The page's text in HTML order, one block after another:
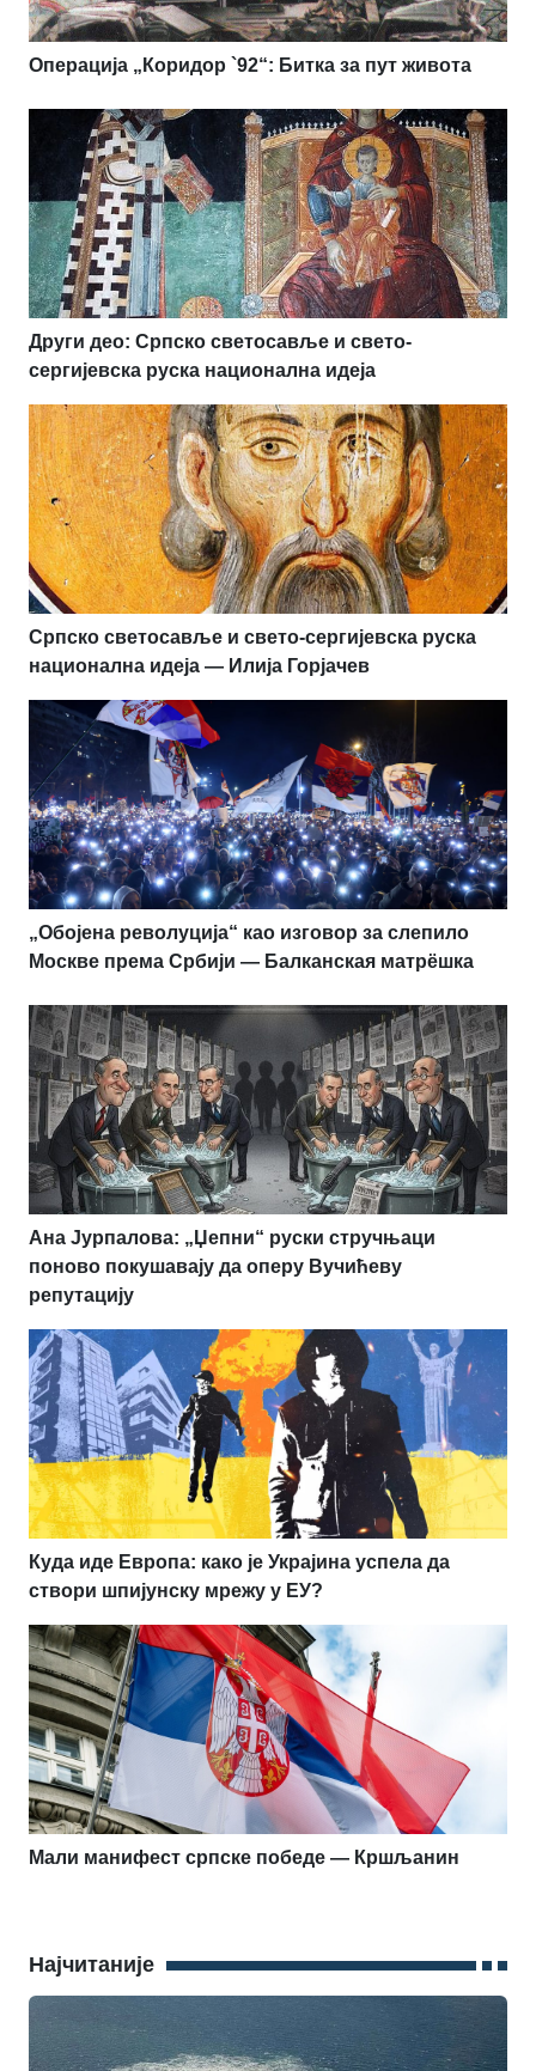
Операција „Коридор `92“: Битка за пут живота
Други део: Српско светосавље и свето-
сергијевска руска национална идеја
Српско светосавље и свето-сергијевска руска
национална идеја — Илија Горјачев
„Обојена револуција“ као изговор за слепило
Москве према Србији — Балканская матрёшка
Ана Јурпалова: „Џепни“ руски стручњаци
поново покушавају да оперу Вучићеву
репутацију
Куда иде Европа: како је Украјина успела да
створи шпијунску мрежу у ЕУ?
Мали манифест српске победе — Кршљанин
Најчитаније